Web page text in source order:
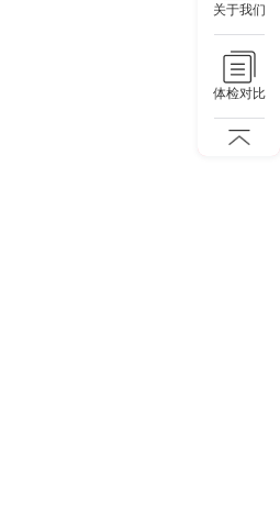
关于我们
体检对比